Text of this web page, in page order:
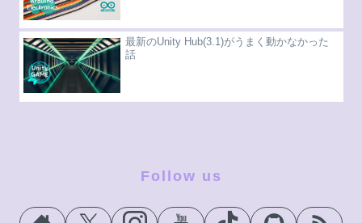
最新のUnity Hub(3.1)がうまく動かなかった
話
Follow us